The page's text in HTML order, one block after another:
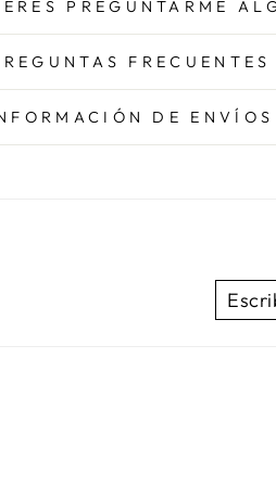
PREGUNTARME
FRECUENTES
DE ENVÍOS